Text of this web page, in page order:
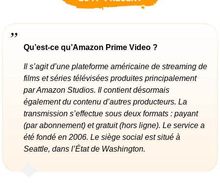
Qu’est-ce qu’Amazon Prime Video ?
Il s’agit d’une plateforme américaine de streaming de
films et séries télévisées produites principalement
par Amazon Studios. Il contient désormais
également du contenu d’autres producteurs. La
transmission s’effectue sous deux formats : payant
(par abonnement) et gratuit (hors ligne). Le service a
été fondé en 2006. Le siège social est situé à
Seattle, dans l’État de Washington.